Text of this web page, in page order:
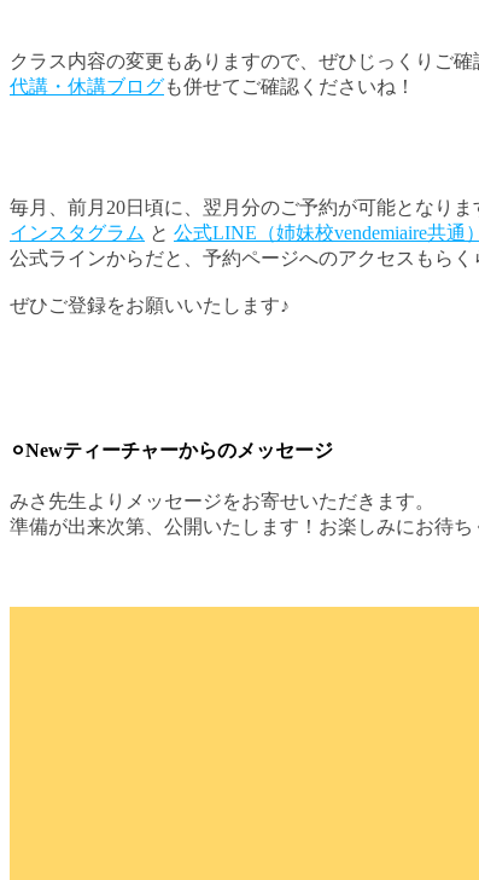
クラス内容の変更もありますので、ぜひじっくりご
代講・休講ブログも併せてご確認くださいね！
毎月、前月20日頃に、翌月分のご予約が可能となりま
インスタグラム と 公式LINE（姉妹校vendemiaire共通）
公式ラインからだと、予約ページへのアクセスもらく
ぜひご登録をお願いいたします♪
⚪︎Newティーチャーからのメッセージ
みさ先生よりメッセージをお寄せいただきます。
準備が出来次第、公開いたします！お楽しみにお待